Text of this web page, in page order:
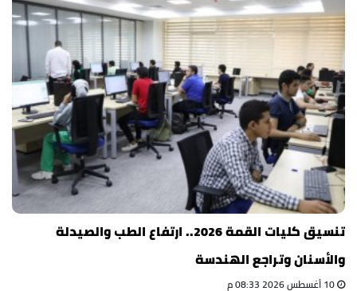
تنسيق كليات القمة 2026.. ارتفاع الطب والصيدلة
والأسنان وتراجع الهندسة